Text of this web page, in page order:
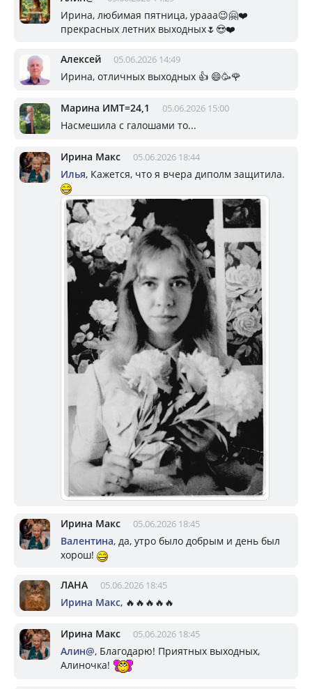
Ирина, любимая пятница, урааа😉🤗❤️
прекрасных летних выходных🌷😍❤️
Алексей 05.06.2026 14:49
Ирина, отличных выходных 👍 😄🥳🌹
Марина ИМТ=24,1 05.06.2026 15:00
Насмешила с галошами то...
Ирина Макс 05.06.2026 18:44
Илья, Кажется, что я вчера диполм защитила.
Ирина Макс 05.06.2026 18:45
Валентина, да, утро было добрым и день был
хорош!
ЛАНА 05.06.2026 18:45
Ирина Макс, 🔥🔥🔥🔥🔥
Ирина Макс 05.06.2026 18:45
Алин@, Благодарю! Приятных выходных,
Алиночка!